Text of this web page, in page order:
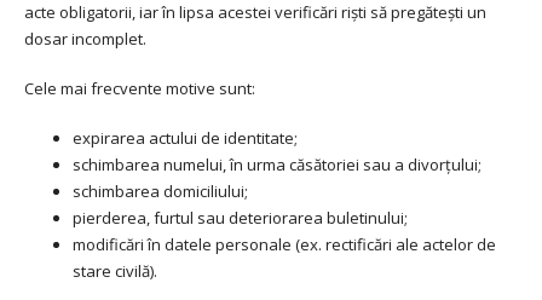
acte obligatorii, iar în lipsa acestei verificări riști să pregătești un
dosar incomplet.
Cele mai frecvente motive sunt:
expirarea actului de identitate;
schimbarea numelui, în urma căsătoriei sau a divorțului;
schimbarea domiciliului;
pierderea, furtul sau deteriorarea buletinului;
modificări în datele personale (ex. rectificări ale actelor de
stare civilă).